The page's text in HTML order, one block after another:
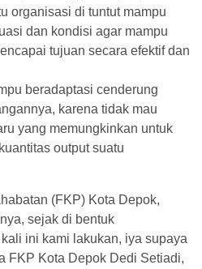
organisasi di tuntut mampu
dan kondisi agar mampu
tujuan secara efektif dan
beradaptasi cenderung
karena tidak mau
yang memungkinkan untuk
output suatu
(FKP) Kota Depok,
sejak di bentuk
ini kami lakukan, iya supaya
FKP Kota Depok Dedi Setiadi,